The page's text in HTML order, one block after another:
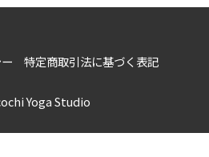
特定商取引法に基づく表記
Yoga Studio